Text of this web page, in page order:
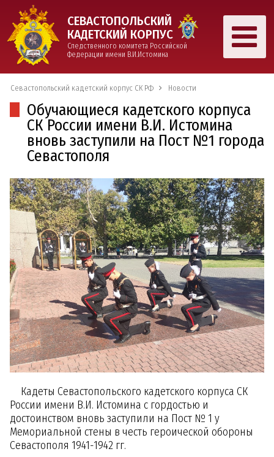
СЕВАСТОПОЛЬСКИЙ
КАДЕТСКИЙ КОРПУС
Следственного комитета Российской
Федерации имени В.И.Истомина
Севастопольский кадетский корпус СК РФ Новости
Обучающиеся кадетского корпуса
СК России имени В.И. Истомина
вновь заступили на Пост №1 города
Севастополя
Кадеты Севастопольского кадетского корпуса СК
России имени В.И. Истомина с гордостью и
достоинством вновь заступили на Пост № 1 у
Мемориальной стены в честь героической обороны
Севастополя 1941-1942 гг.